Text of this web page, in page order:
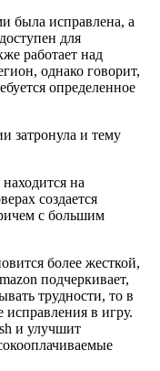
была исправлена, а
для
работает над
однако говорит,
определенное
затронула и тему
на
создается
с большим
более жесткой,
подчеркивает,
трудности, то в
в игру.
и улучшит